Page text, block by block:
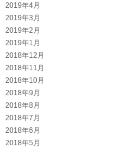
2019年4月
2019年3月
2019年2月
2019年1月
2018年12月
2018年11月
2018年10月
2018年9月
2018年8月
2018年7月
2018年6月
2018年5月